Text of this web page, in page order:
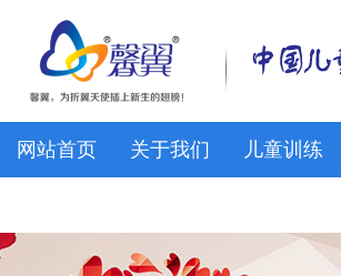
网站首页 关于我们 儿童训练